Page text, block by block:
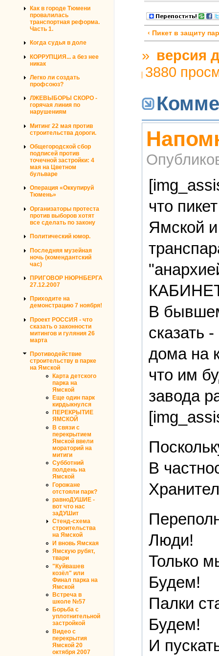
Как в городе Тюмени
провалилась
транспортная реформа.
Часть 1.
Когда судья в доле
КОРРУПЦИЯ... а без нее
никак
Легко ли создать
профсоюз?
ЛЖЕВЫБОРЫ СКОРО -
горячая линия по
нарушениям
Митинг 22 мая против
строительства дороги.
Общегородской сбор
подписей против
точечной застройки: 4
мая на Цветном
бульваре
Операция «Оккупируй
Тюмень»
Организаторы протеста
против выборов хотят
все сделать по закону
Политический юмор.
Последняя музейная
ночь (комендантский
час)
ПРИГОВОР НЮРНБЕРГА
27.12.2007
Приходите на
демонстрацию 7 ноября!
Проект РОССИЯ - что
сказать о законности
митингов и гуляния 26
марта
Противодействие
строительству в парке
на Ямской
Карта детского
парка на
Ямской
Еще один парк
кирдыкнулся
ПЕРЕКРЫТИЕ
ЯМСКОЙ
В связи с
перекрытием
Ямской ввели
мораторий на
митиги
Субботний
полдень на
Ямской
Горожане
отстояли парк?
равноДУШИЕ -
вот что нас
заДУШит
Стенд-схема
строительства
на Ямской
И вновь Ямская
Ямскую рубят,
твари
"Куйвашев
козёл" или
Финал парка на
Ямской
Встреча в
школе №57
Борьба с
уплотнительной
застройкой
Видео с
перекрытия
Ямской 20
октября 2007
‹ Пикет в защиту
» версия
3880
что
Ямской
В
сказать
дома на
что им
завода
В
Люди!
Только
Будем!
Палки
Будем!
И